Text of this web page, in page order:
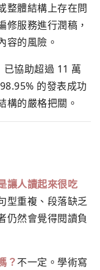
整體結構上存在問
修服務進行潤稿，
容的風險。
協助超過 11 萬
的發表成功
構的嚴格把關。
讓人讀起來很吃
型重複、段落缺乏
仍然會覺得閱讀負
？不一定。學術寫